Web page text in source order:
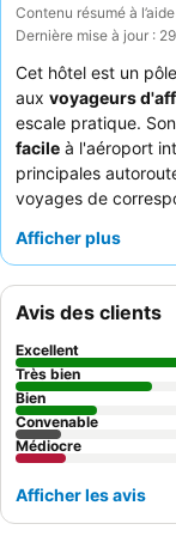
Contenu résumé à
Dernière mise à jour :
Cet hôtel est un
aux voyageurs
escale pratique.
facile à l'aéroport
principales
voyages de
amplement
petit-déjeuner
sains. Pour un
chambre éloignée
circulation.
Afficher plus
Avis des clients
Excellent
Très bien
Bien
Convenable
Médiocre
Afficher les avis